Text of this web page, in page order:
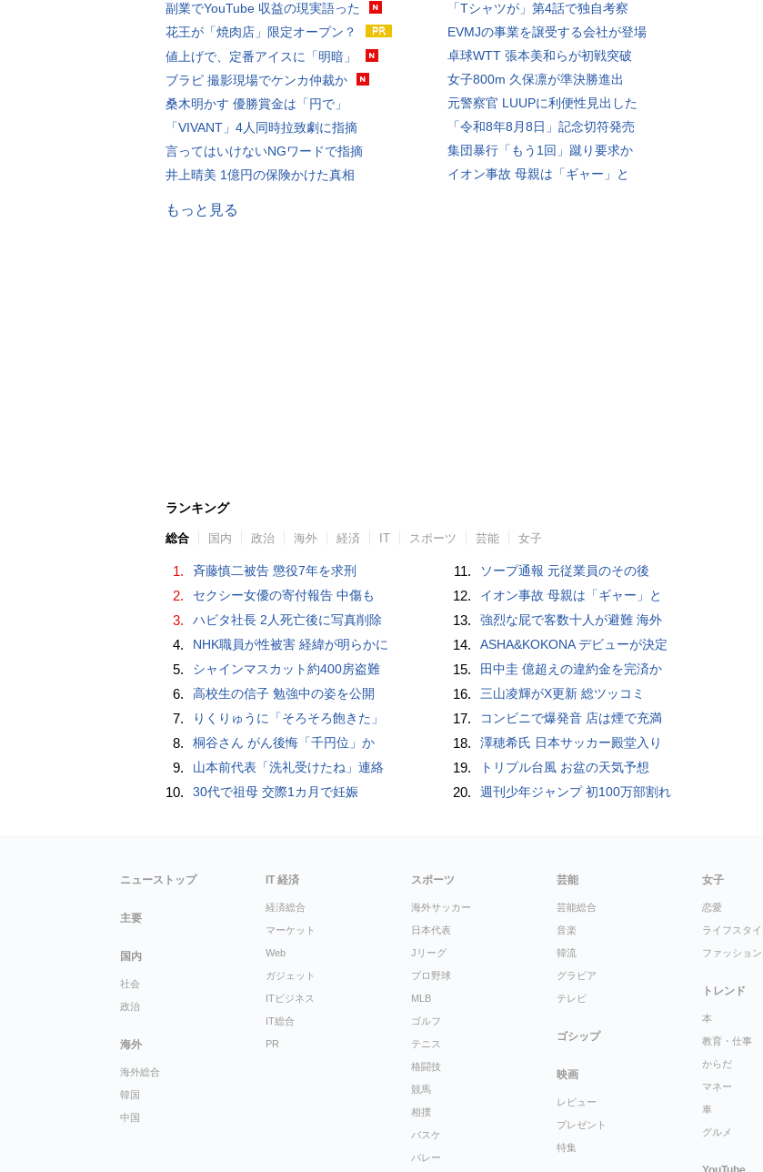
副業でYouTube 収益の現実語った
花王が「焼肉店」限定オープン？
値上げで、定番アイスに「明暗」
ブラピ 撮影現場でケンカ仲裁か
桑木明かす 優勝賞金は「円で」
「VIVANT」4人同時拉致劇に指摘
言ってはいけないNGワードで指摘
井上晴美 1億円の保険かけた真相
「Tシャツが」第4話で独自考察
EVMJの事業を譲受する会社が登場
卓球WTT 張本美和らが初戦突破
女子800m 久保凛が準決勝進出
元警察官 LUUPに利便性見出した
「令和8年8月8日」記念切符発売
集団暴行「もう1回」蹴り要求か
イオン事故 母親は「ギャー」と
もっと見る
ランキング
総合 国内 政治 海外 経済 IT スポーツ 芸能 女子
1. 斉藤慎二被告 懲役7年を求刑
2. セクシー女優の寄付報告 中傷も
3. ハビタ社長 2人死亡後に写真削除
4. NHK職員が性被害 経緯が明らかに
5. シャインマスカット約400房盗難
6. 高校生の信子 勉強中の姿を公開
7. りくりゅうに「そろそろ飽きた」
8. 桐谷さん がん後悔「千円位」か
9. 山本前代表「洗礼受けたね」連絡
10. 30代で祖母 交際1カ月で妊娠
11. ソープ通報 元従業員のその後
12. イオン事故 母親は「ギャー」と
13. 強烈な屁で客数十人が避難 海外
14. ASHA&KOKONA デビューが決定
15. 田中圭 億超えの違約金を完済か
16. 三山凌輝がX更新 総ツッコミ
17. コンビニで爆発音 店は煙で充満
18. 澤穂希氏 日本サッカー殿堂入り
19. トリプル台風 お盆の天気予想
20. 週刊少年ジャンプ 初100万部割れ
ニューストップ
主要
国内
社会
政治
海外
海外総合
韓国
中国
IT 経済
経済総合
マーケット
Web
ガジェット
ITビジネス
IT総合
PR
スポーツ
海外サッカー
日本代表
Jリーグ
プロ野球
MLB
ゴルフ
テニス
格闘技
競馬
相撲
バスケ
バレー
芸能
芸能総合
音楽
韓流
グラビア
テレビ
ゴシップ
映画
レビュー
プレゼント
特集
女子
恋愛
ライフスタ
ファッション
トレンド
本
教育・仕事
からだ
マネー
車
グルメ